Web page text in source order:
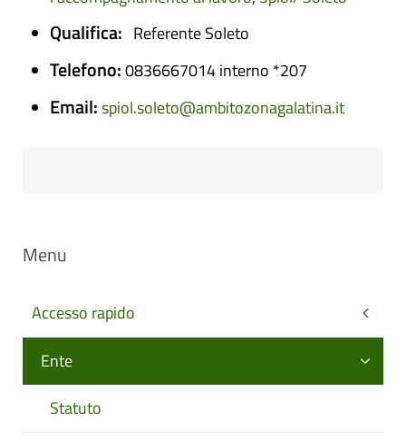
Qualifica: Referente Soleto
Telefono:0836667014 interno *207
Email:spiol.soleto@ambitozonagalatina.it
Menu
Accesso rapido
Ente
Statuto